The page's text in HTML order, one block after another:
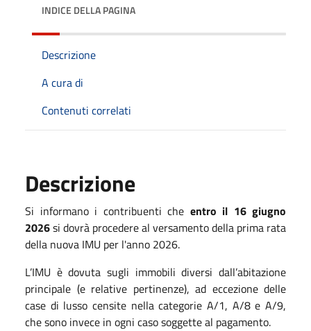
INDICE DELLA PAGINA
Descrizione
A cura di
Contenuti correlati
Descrizione
Si informano i contribuenti che entro il 16 giugno
2026si dovrà procedere al versamento della prima rata
della nuova IMU per l'anno 2026.
L’IMU è dovuta sugli immobili diversi dall’abitazione
principale (e relative pertinenze), ad eccezione delle
case di lusso censite nella categorie A/1, A/8 e A/9,
che sono invece in ogni caso soggette al pagamento.